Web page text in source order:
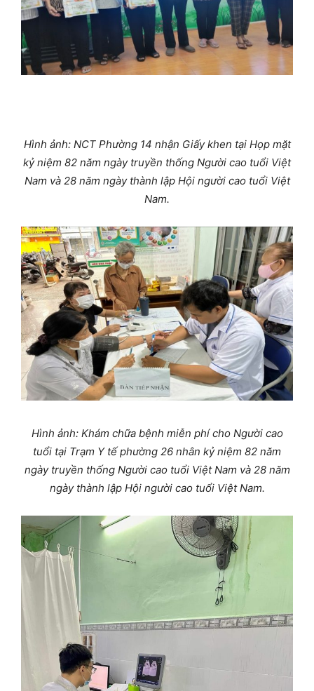
Hình ảnh: NCT Phường 14 nhận Giấy khen tại Họp mặt
kỷ niệm 82 năm ngày truyền thống Người cao tuổi Việt
Nam và 28 năm ngày thành lập Hội người cao tuổi Việt
Nam.
Hình ảnh: Khám chữa bệnh miễn phí cho Người cao
tuổi tại Trạm Y tế phường 26 nhân kỷ niệm 82 năm
ngày truyền thống Người cao tuổi Việt Nam và 28 năm
ngày thành lập Hội người cao tuổi Việt Nam.